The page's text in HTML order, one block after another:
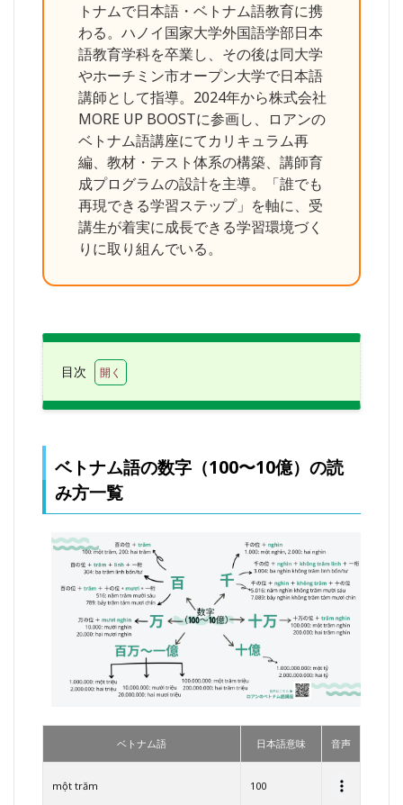
トナムで日本語・ベトナム語教育に携
わる。ハノイ国家大学外国語学部日本
語教育学科を卒業し、その後は同大学
やホーチミン市オープン大学で日本語
講師として指導。2024年から株式会社
MORE UP BOOSTに参画し、ロアンの
ベトナム語講座にてカリキュラム再
編、教材・テスト体系の構築、講師育
成プログラムの設計を主導。「誰でも
再現できる学習ステップ」を軸に、受
講生が着実に成長できる学習環境づく
りに取り組んでいる。
目次
トナム
（100〜
10億）
の読み
2
ベト
ナム
語で
をた
ずね
る表
3
なり
です
ベトナム語の数字（100〜10億）の読
み方一覧
ベトナム語 日本語意味 音声
một trăm 100